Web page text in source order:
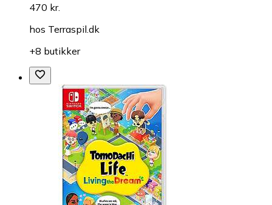
470 kr.
hos Terraspil.dk
+8 butikker